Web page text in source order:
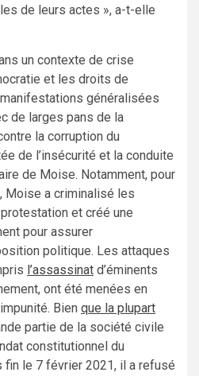
de leurs actes », a-t-elle
un contexte de crise
et les droits de
manifestations généralisées
de larges pans de la
la corruption du
de l’insécurité et la conduite
de Moise. Notamment, pour
Moise a criminalisé les
et créé une
pour assurer
politique. Les attaques
l’assassinat d’éminents
ont été menées en
Bien que la plupart
partie de la société civile
constitutionnel du
le 7 février 2021, il a refusé